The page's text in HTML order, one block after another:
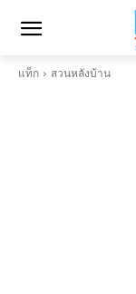
แท็ก สวนหลังบ้าน